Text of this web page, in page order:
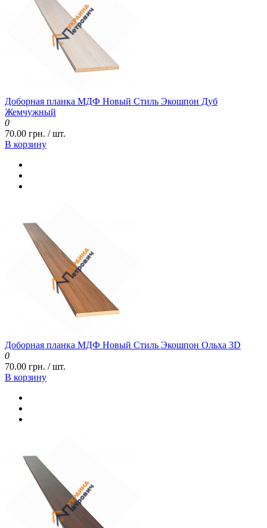
Доборная планка МДФ Новый Стиль Экошпон Дуб
Жемчужный
0
70.00 грн. / шт.
В корзину
Доборная планка МДФ Новый Стиль Экошпон Ольха 3D
0
70.00 грн. / шт.
В корзину